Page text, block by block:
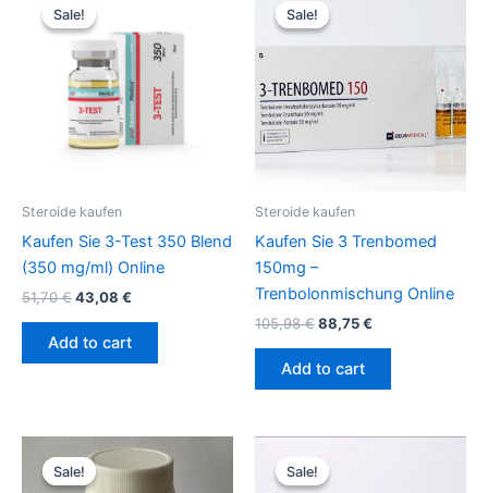
Sale!
Sale!
Steroide kaufen
Kaufen Sie 3-Test 350 Blend
(350 mg/ml) Online
51,70€
price
was:
51,70 €.
43,08 €
43,08 €.
Add to cart
Sale!
Sale!
Steroide kaufen
Kaufen Sie 3 Trenbomed
150mg –
Trenbolonmischung Online
105,98€
was:
88,75€
88,75 €.
Add to cart
Sale!
Sale!price
was:
Current
price
Sale!
Sale!price
was: